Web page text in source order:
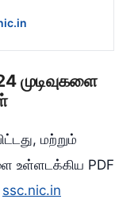
முடிவுகளை
மற்றும்
உள்ளடக்கிய PDF
ssc.nic.in